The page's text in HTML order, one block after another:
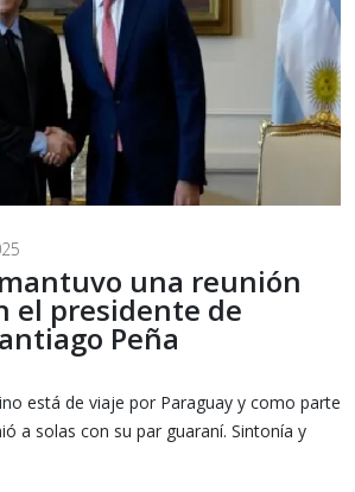
una reunión
el presidente de
Peña
está de viaje por Paraguay y como parte
a solas con su par guaraní. Sintonía y